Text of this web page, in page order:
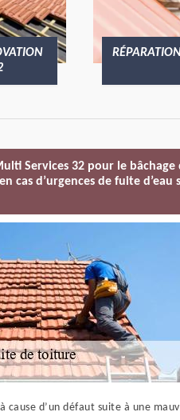
Services 32 pour le bâchage
cas d’urgences de fuite d’eau
cause d’un défaut suite à une